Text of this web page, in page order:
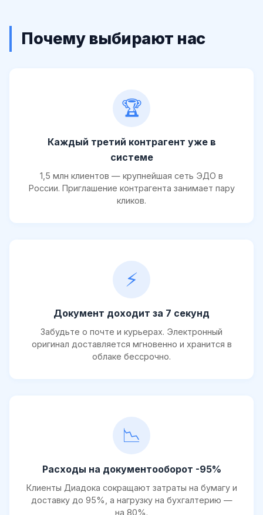
Почему выбирают нас
🏆
Каждый третий контрагент уже в
системе
1,5 млн клиентов — крупнейшая сеть ЭДО в
России. Приглашение контрагента занимает пару
кликов.
⚡
Документ доходит за 7 секунд
Забудьте о почте и курьерах. Электронный
оригинал доставляется мгновенно и хранится в
облаке бессрочно.
📉
Расходы на документооборот -95%
Клиенты Диадока сокращают затраты на бумагу и
доставку до 95%, а нагрузку на бухгалтерию —
на 80%.